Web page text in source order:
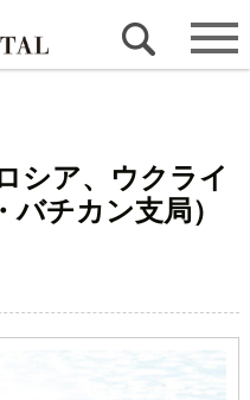
シア、ウクライ
チカン支局）